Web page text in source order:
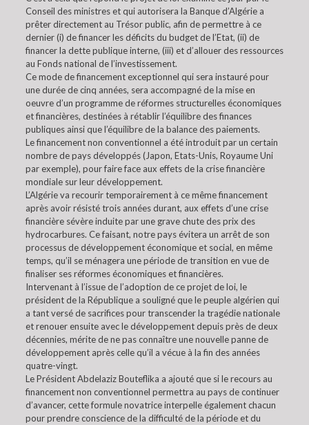
Conseil des ministres et qui autorisera la Banque d’Algérie a
prêter directement au Trésor public, afin de permettre à ce
dernier (i) de financer les déficits du budget de l’Etat, (ii) de
financer la dette publique interne, (iii) et d’allouer des ressources
au Fonds national de l’investissement.
Ce mode de financement exceptionnel qui sera instauré pour
une durée de cinq années, sera accompagné de la mise en
oeuvre d’un programme de réformes structurelles économiques
et financières, destinées à rétablir l’équilibre des finances
publiques ainsi que l’équilibre de la balance des paiements.
Le financement non conventionnel a été introduit par un certain
nombre de pays développés (Japon, Etats-Unis, Royaume Uni
par exemple), pour faire face aux effets de la crise financière
mondiale sur leur développement.
L’Algérie va recourir temporairement à ce même financement
après avoir résisté trois années durant, aux effets d’une crise
financière sévère induite par une grave chute des prix des
hydrocarbures. Ce faisant, notre pays évitera un arrêt de son
processus de développement économique et social, en même
temps, qu’il se ménagera une période de transition en vue de
finaliser ses réformes économiques et financières.
Intervenant à l’issue de l’adoption de ce projet de loi, le
président de la République a souligné que le peuple algérien qui
a tant versé de sacrifices pour transcender la tragédie nationale
et renouer ensuite avec le développement depuis près de deux
décennies, mérite de ne pas connaître une nouvelle panne de
développement après celle qu’il a vécue à la fin des années
quatre-vingt.
Le Président Abdelaziz Bouteflika a ajouté que si le recours au
financement non conventionnel permettra au pays de continuer
d’avancer, cette formule novatrice interpelle également chacun
pour prendre conscience de la difficulté de la période et du